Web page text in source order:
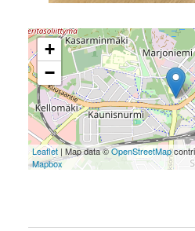
+
−
Leaflet| Map data ©OpenStreetMap
Mapbox